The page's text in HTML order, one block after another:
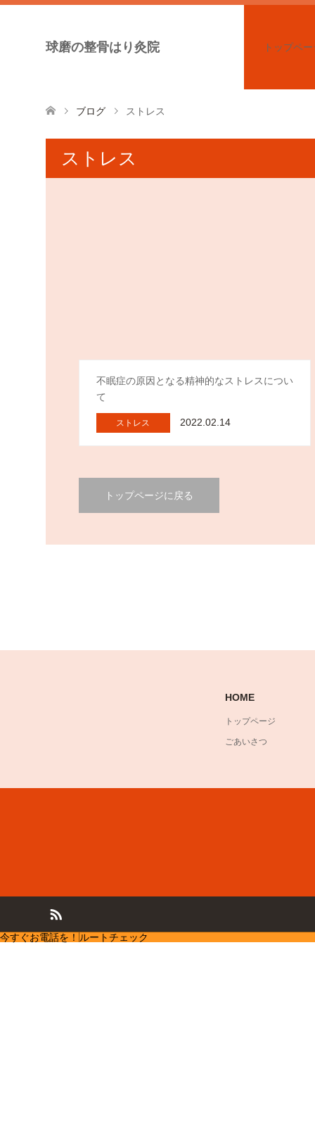
球磨の整骨はり灸院 トップペ
ブログ ストレス
ストレス
不眠症の原因となる精神的なストレスについ
て
ストレス 2022.02.14
トップページに戻る
HOME
トップページ
ごあいさつ
今すぐお電話を！ ルートチェック